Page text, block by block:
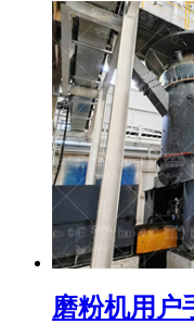
磨粉机用户